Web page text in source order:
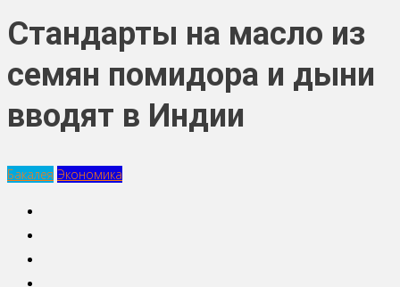
Стандарты на масло из
семян помидора и дыни
вводят в Индии
Бакалея Экономика